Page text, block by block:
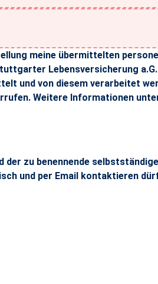
meine übermittelten
Lebensversicherung
und von diesem verarbeitet
Weitere Informationen
der zu benennende
und per Email kontaktieren